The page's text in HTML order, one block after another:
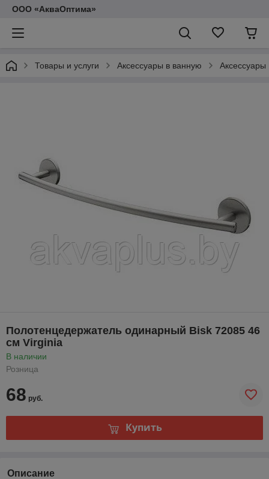
ООО «АкваОптима»
Товары и услуги Аксессуары в ванную
Полотенцедержатель одинарный Bisk 72085 46
см Virginia
В наличии
Розница
68 руб.
Купить
Описание